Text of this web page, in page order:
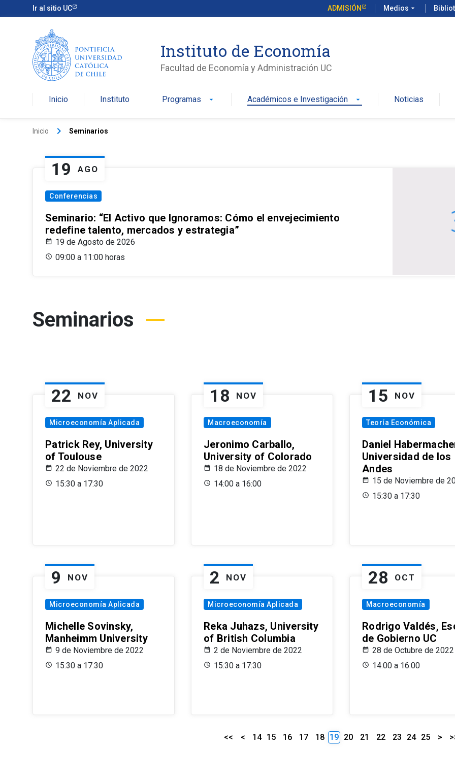
Ir al sitio UC ADMISIÓN Medios arrow_drop_down
Instituto de Economía
Facultad de Economía y Administración UC
Inicio Instituto Programas arrow_drop_down Académicos e Investigación arrow_drop_down Noticias
Inicio keyboard_arrow_right Seminarios
19 AGO
Conferencias
Seminario: “El Activo que Ignoramos: Cómo el envejecimiento
redefine talento, mercados y estrategia”
19 de Agosto de 2026
09:00 a 11:00 horas
Seminarios
22 NOV
Microeconomía Aplicada
Patrick Rey, University
of Toulouse
22 de Noviembre de 2022
15:30 a 17:30
18 NOV
Macroeconomía
Jeronimo Carballo,
University of Colorado
18 de Noviembre de 2022
14:00 a 16:00
15 NOV
Teoría Económica
Daniel
Universidad de los
Andes
15 de Noviembre de
15:30 a 17:30
9 NOV
Microeconomía Aplicada
Michelle Sovinsky,
Manheimm University
9 de Noviembre de 2022
15:30 a 17:30
2 NOV
Microeconomía Aplicada
Reka Juhazs, University
of British Columbia
2 de Noviembre de 2022
15:30 a 17:30
28 OCT
Macroeconomía
Rodrigo Valdés,
de Gobierno UC
28 de Octubre de 2022
14:00 a 16:00
<< < 14 15 16 17 18 19 20 21 22 23 24 25 >